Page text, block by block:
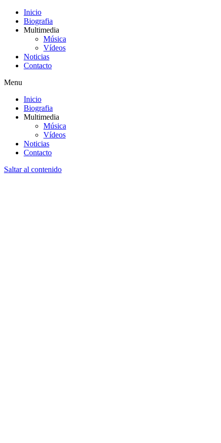
Inicio
Biografia
Multimedia
Música
Vídeos
Noticias
Contacto
Menu
Inicio
Biografia
Multimedia
Música
Vídeos
Noticias
Contacto
Saltar al contenido